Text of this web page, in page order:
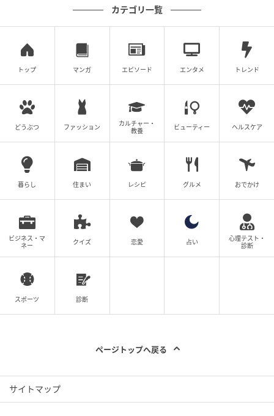
の記事をもっとみる
カテゴリ一覧
トップ マンガ エピソード エンタメ トレンド
どうぶつ ファッション
カルチャー・
教養
ビューティー ヘルスケア
暮らし 住まい レシピ グルメ おでかけ
ビジネス・マ
ネー
クイズ 恋愛 占い
心理テスト・
診断
スポーツ 診断
ページトップへ戻る
サイトマップ